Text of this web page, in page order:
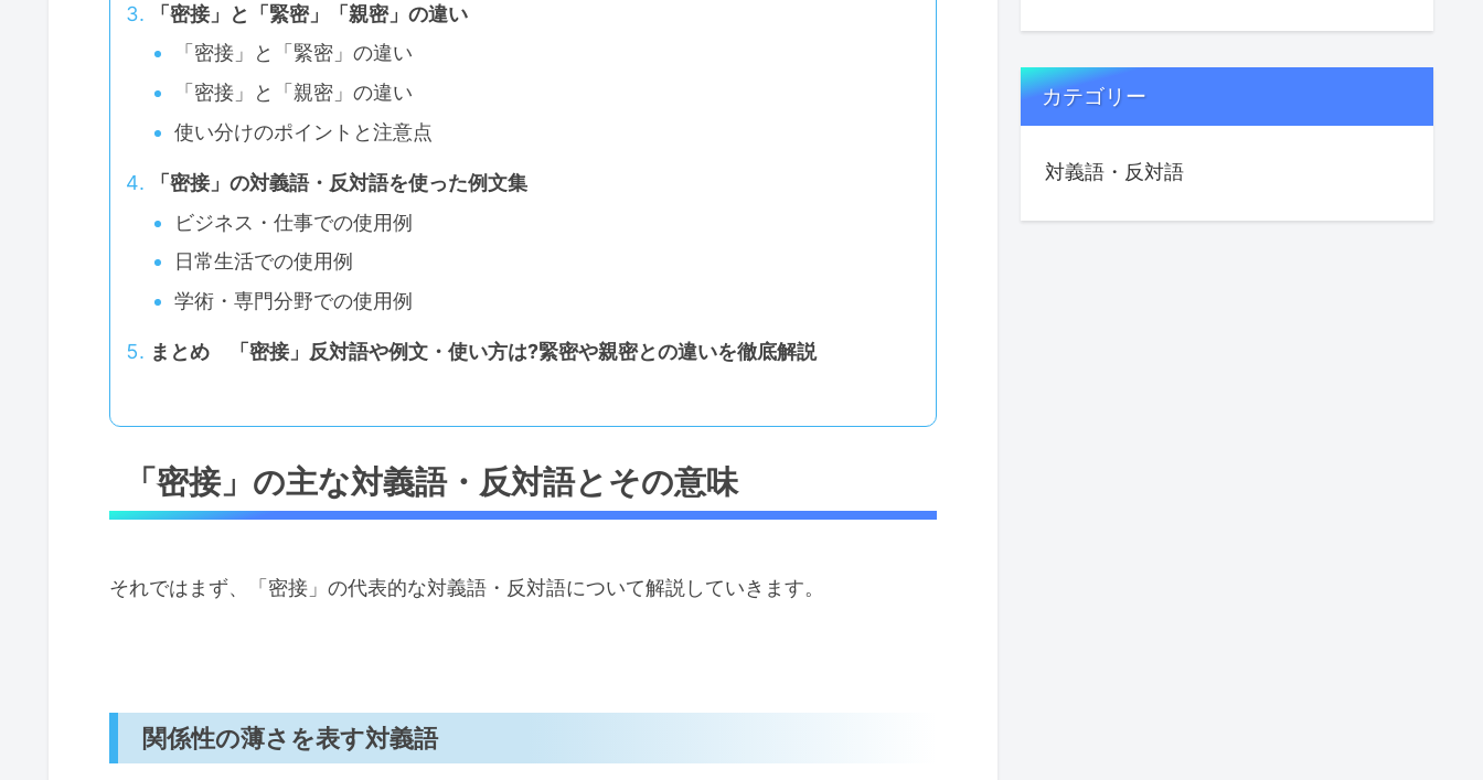
「密接」と「緊密」「親密」の違い
「密接」と「緊密」の違い
「密接」と「親密」の違い
使い分けのポイントと注意点
「密接」の対義語・反対語を使った例文集
ビジネス・仕事での使用例
日常生活での使用例
学術・専門分野での使用例
まとめ 「密接」反対語や例文・使い方は?緊密や親密との違いを徹底解説
「密接」の主な対義語・反対語とその意味
それではまず、「密接」の代表的な対義語・反対語について解説していきます。
関係性の薄さを表す対義語
カテゴリー
対義語・反対語